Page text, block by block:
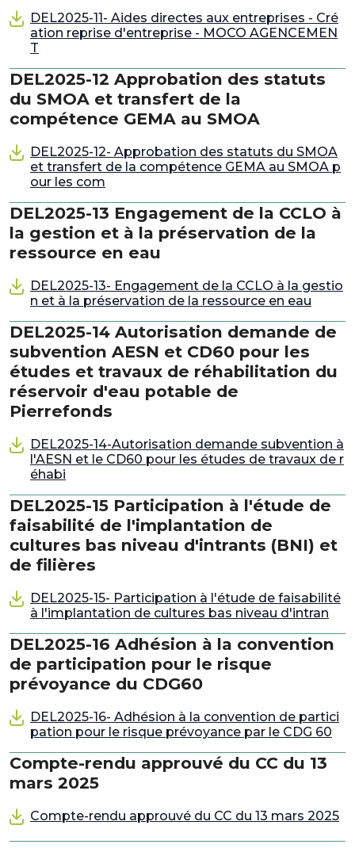
DEL2025-11- Aides directes aux entreprises - Cré
ation reprise d'entreprise - MOCO AGENCEMEN
T
DEL2025-12 Approbation des statuts
du SMOA et transfert de la
compétence GEMA au SMOA
DEL2025-12- Approbation des statuts du SMOA
et transfert de la compétence GEMA au SMOA p
our les com
DEL2025-13 Engagement de la CCLO à
la gestion et à la préservation de la
ressource en eau
DEL2025-13- Engagement de la CCLO à la gestio
n et à la préservation de la ressource en eau
DEL2025-14 Autorisation demande de
subvention AESN et CD60 pour les
études et travaux de réhabilitation du
réservoir d'eau potable de
Pierrefonds
DEL2025-14-Autorisation demande subvention à
l'AESN et le CD60 pour les études de travaux de r
éhabi
DEL2025-15 Participation à l'étude de
faisabilité de l'implantation de
cultures bas niveau d'intrants (BNI) et
de filières
DEL2025-15- Participation à l'étude de faisabilité
à l'implantation de cultures bas niveau d'intran
DEL2025-16 Adhésion à la convention
de participation pour le risque
prévoyance du CDG60
DEL2025-16- Adhésion à la convention de partici
pation pour le risque prévoyance par le CDG 60
Compte-rendu approuvé du CC du 13
mars 2025
Compte-rendu approuvé du CC du 13 mars 2025